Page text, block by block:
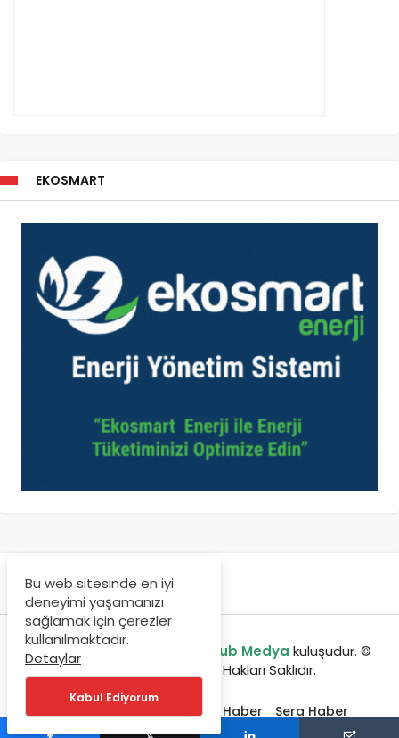
EKOSMART
enerjibulteni.com bir GreenHub Medya kuluşudur. ©
Copyright 2020, Tüm Hakları Saklıdır.
Jeotermal Haber Sera Haber
Bu web sitesinde en iyi
deneyimi yaşamanızı
sağlamak için çerezler
kullanılmaktadır.
Detaylar
Kabul Ediyorum